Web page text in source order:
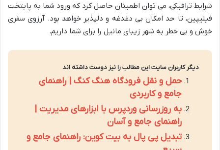
شرایط ترافیکی، می توان اطمینان حاصل کرد که ورود شما به پایتخت
فیلیپین، تا حد امکان بی دغدغه و دلپذیر خواهد بود. آرزوی سفری
خوش و بی خطر به شهر زیبای مانیل را برای شما داریم.
دیگر کاربران سایت این مطالب را نیز دوست داشته اند
حمل و نقل فرودگاه هنگ کنگ | راهنمای
جامع و کاربردی
به روزرسانی وردپرس با ابزارهای مدیریت |
راهنمای جامع و آسان
تبدیل پی پال به بیت کوین: راهنمای جامع و